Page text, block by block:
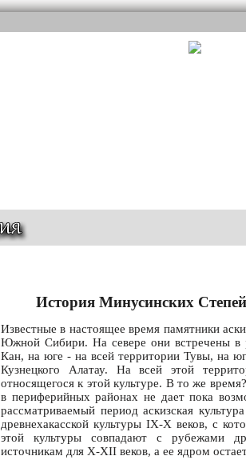
История Минусинских
Известные в настоящее время памятники
Южной Сибири. На севере они встречены в
Кан, на юге - на всей территории Тувы, на
Кузнецкого Алатау. На всей этой
относящегося к этой культуре. В то же
в периферийных районах не дает пока
рассматриваемый период аскизская
древнехакасской культуры IX-X веков, с
этой культуры совпадают с рубежами
источникам для X-XII веков, а ее ядром